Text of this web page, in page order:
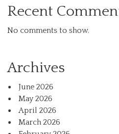
Recent
No comments to show.
Archives
June 2026
May 2026
April 2026
March 2026